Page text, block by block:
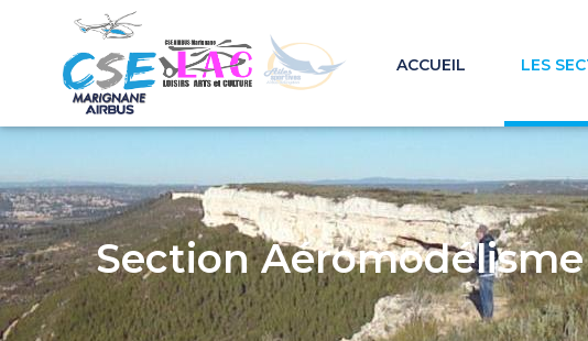
ACCUEIL LES
Section Aéromodélisme